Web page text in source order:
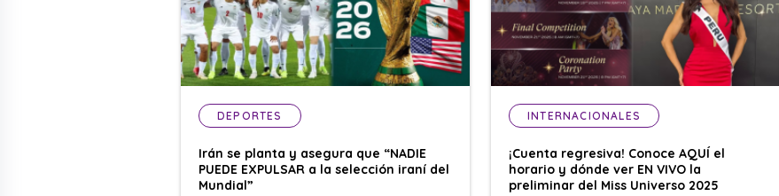
DEPORTES
Irán se planta y asegura que “NADIE
PUEDE EXPULSAR a la selección iraní del
Mundial”
INTERNACIONALES
¡Cuenta regresiva! Conoce AQUÍ el
horario y dónde ver EN VIVO la
preliminar del Miss Universo 2025